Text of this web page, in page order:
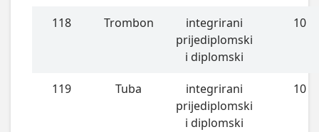
118 Trombon
integrirani
prijediplomski
i diplomski
10
119 Tuba
integrirani
prijediplomski
i diplomski
10